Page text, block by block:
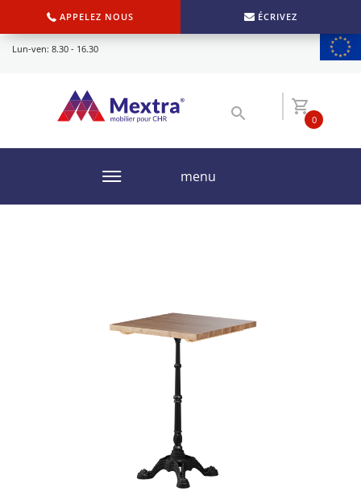
APPELEZ NOUS ÉCRIVEZ
Lun-ven: 8.30 - 16.30
0
menu